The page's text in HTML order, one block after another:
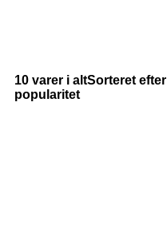
10 varer i altSorteret efter
popularitet